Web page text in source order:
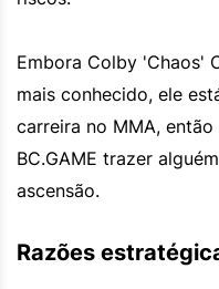
Embora Colby 'Chaos'
mais conhecido, ele
carreira no MMA,
BC.GAME trazer
ascensão.
Razões